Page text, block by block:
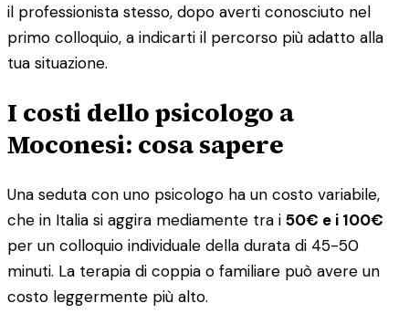
il professionista stesso, dopo averti conosciuto nel
primo colloquio, a indicarti il percorso più adatto alla
tua situazione.
I costi dello psicologo a
Moconesi: cosa sapere
Una seduta con uno psicologo ha un costo variabile,
che in Italia si aggira mediamente tra i 50€ e i 100€
per un colloquio individuale della durata di 45-50
minuti. La terapia di coppia o familiare può avere un
costo leggermente più alto.